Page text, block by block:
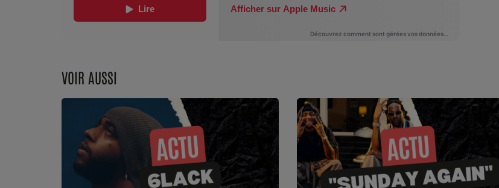
VOIR AUSSI